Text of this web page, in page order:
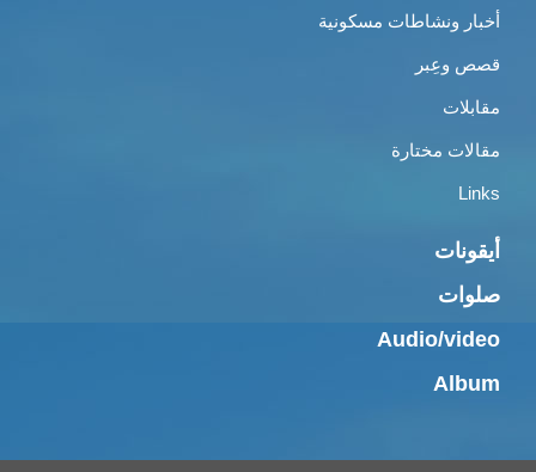
أخبار ونشاطات مسكونية
قصص وعِبر
مقابلات
مقالات مختارة
Links
أيقونات
صلوات
Audio/video
Album